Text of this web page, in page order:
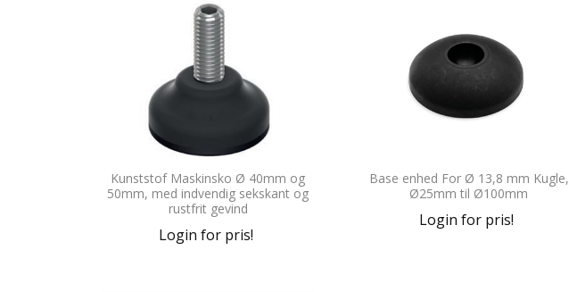
Kunststof Maskinsko Ø 40mm og
50mm, med indvendig sekskant og
rustfrit gevind
Login for pris!
Base enhed For Ø 13,8 mm Kugle,
Ø25mm til Ø100mm
Login for pris!